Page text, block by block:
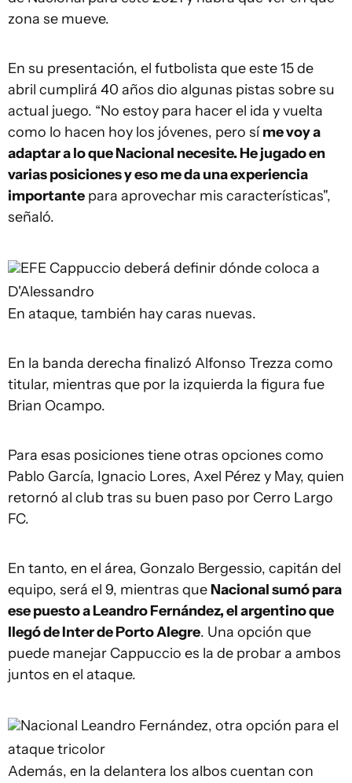
zona se mueve.
En su presentación, el futbolista que este 15 de
abril cumplirá 40 años dio algunas pistas sobre su
actual juego. “No estoy para hacer el ida y vuelta
como lo hacen hoy los jóvenes, pero síme voy a
adaptar a lo que Nacional necesite. He jugado en
varias posiciones y eso me da una experiencia
importante para aprovechar mis características",
señaló.
EFE Cappuccio deberá definir dónde coloca a
D'Alessandro
En ataque, también hay caras nuevas.
En la banda derecha finalizó Alfonso Trezza como
titular, mientras que por la izquierda la figura fue
Brian Ocampo.
Para esas posiciones tiene otras opciones como
Pablo García, Ignacio Lores, Axel Pérez y May, quien
retornó al club tras su buen paso por Cerro Largo
FC.
En tanto, en el área, Gonzalo Bergessio, capitán del
equipo, será el 9, mientras que Nacional sumó para
ese puesto a Leandro Fernández, el argentino que
llegó de Inter de Porto Alegre. Una opción que
puede manejar Cappuccio es la de probar a ambos
juntos en el ataque.
Nacional Leandro Fernández, otra opción para el
ataque tricolor
Además, en la delantera los albos cuentan con